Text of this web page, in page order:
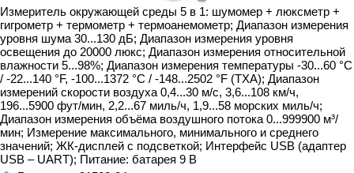
Измеритель окружающей среды 5 в 1: шумомер + люксметр +
гигрометр + термометр + термоанемометр; Диапазон измерения
уровня шума 30...130 дБ; Диапазон измерения уровня
освещения до 20000 люкс; Диапазон измерения относительной
влажности 5...98%; Диапазон измерения температуры -30...60 °C
/ -22...140 °F, -100...1372 °C / -148...2502 °F (ТХА); Диапазон
измерений скорости воздуха 0,4...30 м/с, 3,6...108 км/ч,
196...5900 фут/мин, 2,2...67 миль/ч, 1,9...58 морских миль/ч;
Диапазон измерения объёма воздушного потока 0...999900 м³/
мин; Измерение максимального, минимального и среднего
значений; ЖК-дисплей с подсветкой; Интерфейс USB (адаптер
USB – UART); Питание: батарея 9 В